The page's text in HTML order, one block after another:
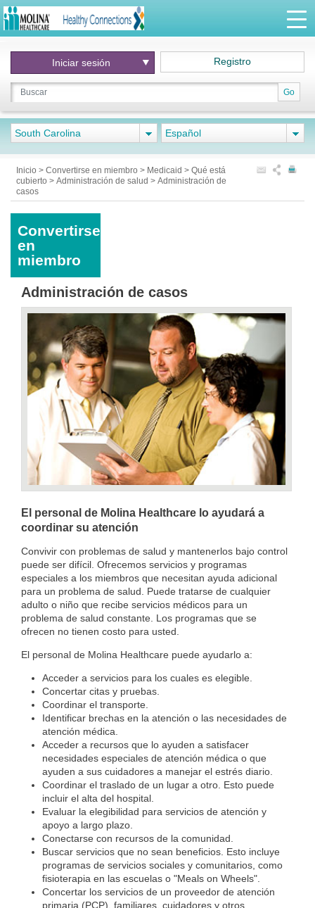
Go
Iniciar sesión Registro
South Carolina Español
Inicio > Convertirse en miembro > Medicaid > Qué está
cubierto > Administración de salud > Administración de
casos
Convertirse
en
miembro
Administración de casos
El personal de Molina Healthcare lo ayudará a
coordinar su atención
Convivir con problemas de salud y mantenerlos bajo control
puede ser difícil. Ofrecemos servicios y programas
especiales a los miembros que necesitan ayuda adicional
para un problema de salud. Puede tratarse de cualquier
adulto o niño que recibe servicios médicos para un
problema de salud constante. Los programas que se
ofrecen no tienen costo para usted.
El personal de Molina Healthcare puede ayudarlo a:
Acceder a servicios para los cuales es elegible.
Concertar citas y pruebas.
Coordinar el transporte.
Identificar brechas en la atención o las necesidades de
atención médica.
Acceder a recursos que lo ayuden a satisfacer
necesidades especiales de atención médica o que
ayuden a sus cuidadores a manejar el estrés diario.
Coordinar el traslado de un lugar a otro. Esto puede
incluir el alta del hospital.
Evaluar la elegibilidad para servicios de atención y
apoyo a largo plazo.
Conectarse con recursos de la comunidad.
Buscar servicios que no sean beneficios. Esto incluye
programas de servicios sociales y comunitarios, como
fisioterapia en las escuelas o "Meals on Wheels".
Concertar los servicios de un proveedor de atención
primaria (PCP), familiares, cuidadores y otros